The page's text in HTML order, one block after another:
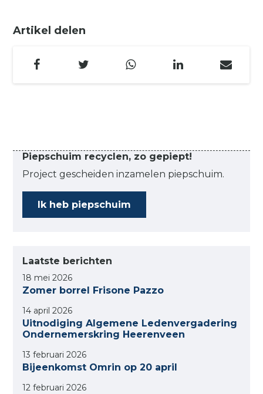
Artikel delen
Piepschuim recyclen, zo gepiept!
Project gescheiden inzamelen piepschuim.
Ik heb piepschuim
Laatste berichten
Zomer borrel Frisone Pazzo
18 mei 2026
Uitnodiging Algemene Ledenvergadering
Ondernemerskring Heerenveen
14 april 2026
Bijeenkomst Omrin op 20 april
13 februari 2026
12 februari 2026